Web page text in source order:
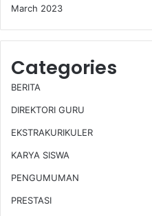
March 2023
Categories
BERITA
DIREKTORI GURU
EKSTRAKURIKULER
KARYA SISWA
PENGUMUMAN
PRESTASI